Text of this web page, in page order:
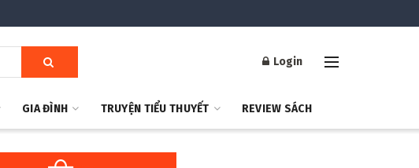
Login
GIA ĐÌNH TRUYỆN TIỂU THUYẾT REVIEW SÁCH